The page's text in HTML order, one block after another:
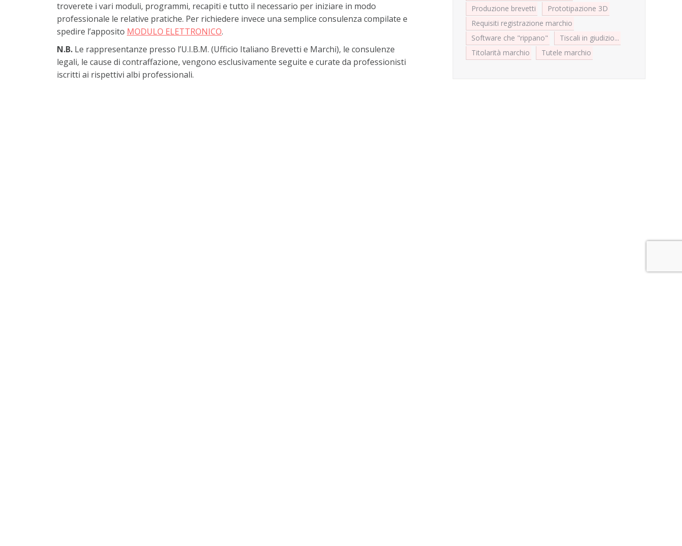
troverete i vari moduli, programmi, recapiti e tutto il necessario per iniziare in modo
professionale le relative pratiche. Per richiedere invece una semplice consulenza compilate e
spedire l’apposito MODULO ELETTRONICO.
N.B. Le rappresentanze presso l’U.I.B.M. (Ufficio Italiano Brevetti e Marchi), le consulenze
legali, le cause di contraffazione, vengono esclusivamente seguite e curate da professionisti
iscritti ai rispettivi albi professionali.
Produzione brevetti
Prototipazione 3D
Requisiti registrazione marchio
Software che "rippano"
Tiscali in giudizio...
Titolarità marchio
Tutele marchio